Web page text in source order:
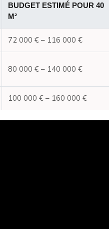
BUDGET ESTIMÉ POUR 40
M²
72 000 € – 116 000 €
80 000 € – 140 000 €
100 000 € – 160 000 €